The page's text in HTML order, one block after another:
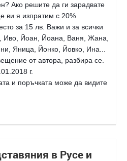
Ако решите да ги зарадвате
ви я изпратим с 20%
за 15 лв. Важи и за всички
Иво, Йоан, Йоана, Ваня, Жана,
Яница, Йонко, Йовко, Ина...
от автора, разбира се.
г.
и поръчката може да видите
в Русе и